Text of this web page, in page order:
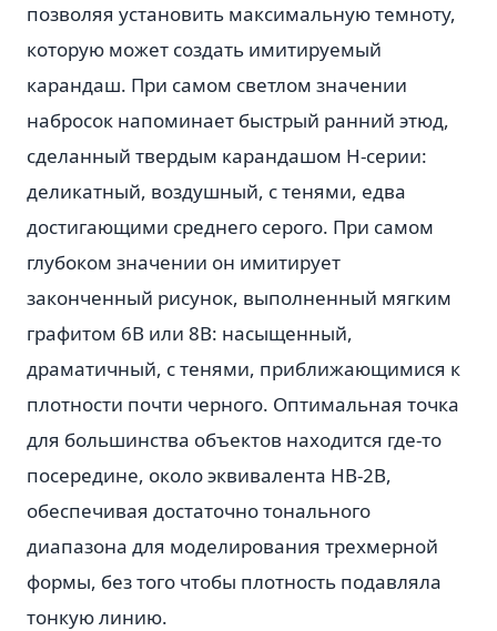
позволяя установить максимальную темноту,
которую может создать имитируемый
карандаш. При самом светлом значении
набросок напоминает быстрый ранний этюд,
сделанный твердым карандашом H-серии:
деликатный, воздушный, с тенями, едва
достигающими среднего серого. При самом
глубоком значении он имитирует
законченный рисунок, выполненный мягким
графитом 6B или 8B: насыщенный,
драматичный, с тенями, приближающимися к
плотности почти черного. Оптимальная точка
для большинства объектов находится где-то
посередине, около эквивалента HB-2B,
обеспечивая достаточно тонального
диапазона для моделирования трехмерной
формы, без того чтобы плотность подавляла
тонкую линию.